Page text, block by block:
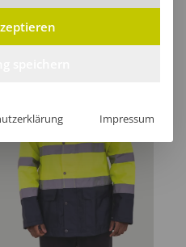
Impressum